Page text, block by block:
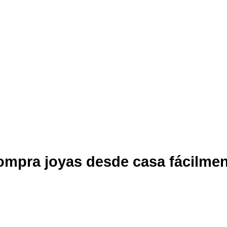
joyas desde casa